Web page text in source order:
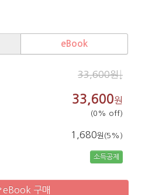
eBook
33,600원↓
33,600원
(0% off)
1,680원(5%)
소득공제
eBook 구매